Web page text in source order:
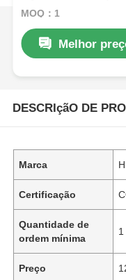
16bar Nominal
MOQ：1
Melhor
DESCRIçãO DE
Marca
Certificação
Quantidade de
ordem mínima
1
Preço